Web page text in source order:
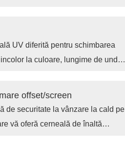
UV diferită pentru schimbarea
la culoare, lungime de undă
offset/screen
de securitate la vânzare la cald pe
vă oferă cerneală de înaltă